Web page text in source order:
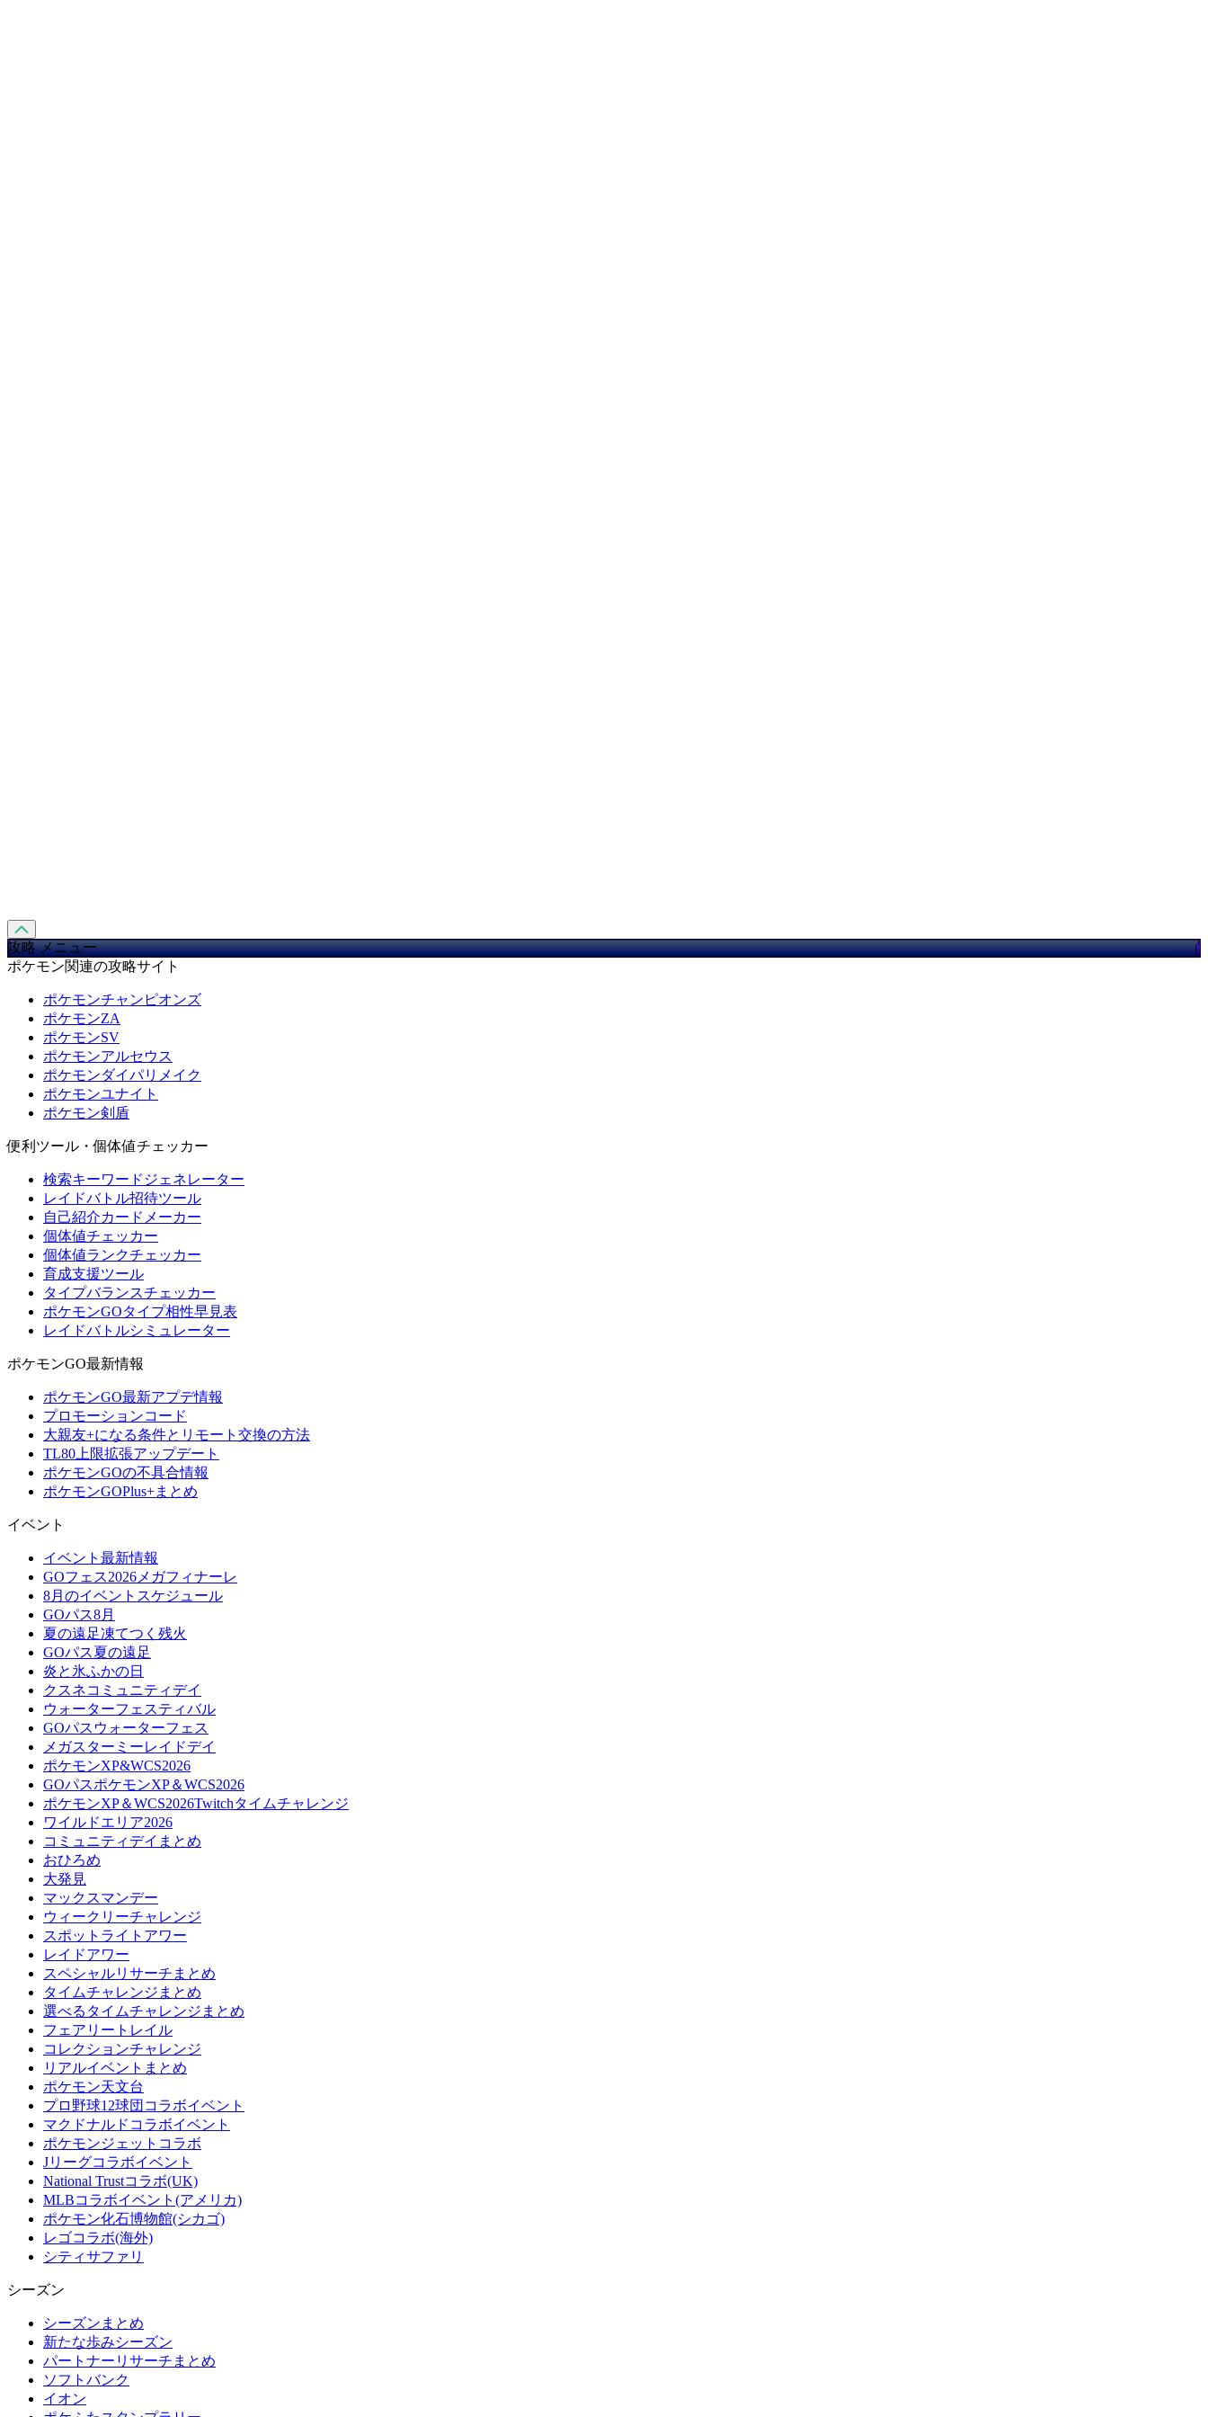
攻略 メニュー
ポケモン関連の攻略サイト
ポケモンチャンピオンズ
ポケモンZA
ポケモンSV
ポケモンアルセウス
ポケモンダイパリメイク
ポケモンユナイト
ポケモン剣盾
便利ツール・個体値チェッカー
検索キーワードジェネレーター
レイドバトル招待ツール
自己紹介カードメーカー
個体値チェッカー
個体値ランクチェッカー
育成支援ツール
タイプバランスチェッカー
ポケモンGOタイプ相性早見表
レイドバトルシミュレーター
ポケモンGO最新情報
ポケモンGO最新アプデ情報
プロモーションコード
大親友+になる条件とリモート交換の方法
TL80上限拡張アップデート
ポケモンGOの不具合情報
ポケモンGOPlus+まとめ
イベント
イベント最新情報
GOフェス2026メガフィナーレ
8月のイベントスケジュール
GOパス8月
夏の遠足凍てつく残火
GOパス夏の遠足
炎と氷ふかの日
クスネコミュニティデイ
ウォーターフェスティバル
GOパスウォーターフェス
メガスターミーレイドデイ
ポケモンXP&WCS2026
GOパスポケモンXP＆WCS2026
ポケモンXP＆WCS2026Twitchタイムチャレンジ
ワイルドエリア2026
コミュニティデイまとめ
おひろめ
大発見
マックスマンデー
ウィークリーチャレンジ
スポットライトアワー
レイドアワー
スペシャルリサーチまとめ
タイムチャレンジまとめ
選べるタイムチャレンジまとめ
フェアリートレイル
コレクションチャレンジ
リアルイベントまとめ
ポケモン天文台
プロ野球12球団コラボイベント
マクドナルドコラボイベント
ポケモンジェットコラボ
Jリーグコラボイベント
National Trustコラボ(UK)
MLBコラボイベント(アメリカ)
ポケモン化石博物館(シカゴ)
レゴコラボ(海外)
シティサファリ
シーズン
シーズンまとめ
新たな歩みシーズン
パートナーリサーチまとめ
ソフトバンク
イオン